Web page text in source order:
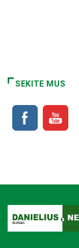
SEKITE MUS